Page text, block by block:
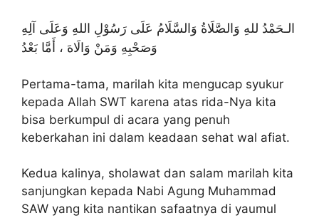
الـحَمْدُ للهِ وَالصَّلَاةُ وَالسَّلَامُ عَلَى رَسُوْلِ اللهِ وَعَلَى آلِهِ
وَصَحْبِهِ وَمَنْ وَالَاهَ ، أَمَّا بَعْدُ
Pertama-tama, marilah kita mengucap syukur
kepada Allah SWT karena atas rida-Nya kita
bisa berkumpul di acara yang penuh
keberkahan ini dalam keadaan sehat wal afiat.
Kedua kalinya, sholawat dan salam marilah kita
sanjungkan kepada Nabi Agung Muhammad
SAW yang kita nantikan safaatnya di yaumul